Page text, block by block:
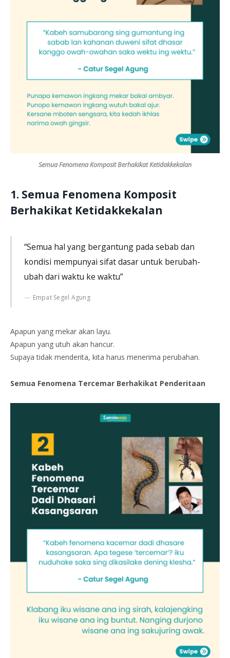
Semua Fenomena Komposit Berhakikat Ketidakkekalan
1. Semua Fenomena Komposit
Berhakikat Ketidakkekalan
“Semua hal yang bergantung pada sebab dan
kondisi mempunyai sifat dasar untuk berubah-
ubah dari waktu ke waktu”
Empat Segel Agung
Apapun yang mekar akan layu.
Apapun yang utuh akan hancur.
Supaya tidak menderita, kita harus menerima perubahan.
Semua Fenomena Tercemar Berhakikat Penderitaan